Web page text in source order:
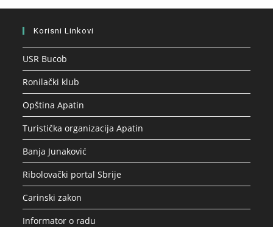
Korisni Linkovi
USR Bucob
Ronilački klub
Opština Apatin
Turistička organizacija Apatin
Banja Junaković
Ribolovački portal Sbrije
Carinski zakon
Informator o radu